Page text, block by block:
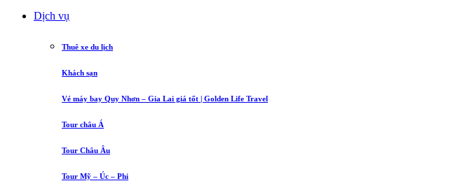
Dịch vụ
Thuê xe du lịch
Khách sạn
Vé máy bay Quy Nhơn – Gia Lai giá tốt | Golden Life Travel
Tour châu Á
Tour Châu Âu
Tour Mỹ – Úc – Phi